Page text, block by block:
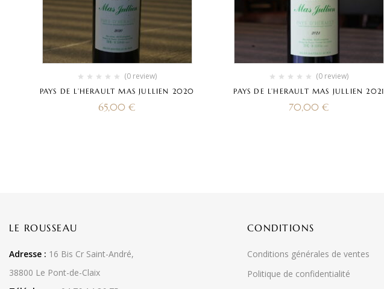
(0 review)
PAYS DE L’HERAULT MAS JULLIEN 2020
65,00€
(0 review)
PAYS DE L’HERAULT MAS JULLIEN 2021
70,00€
LE ROUSSEAU
Adresse : 16 Bis Cr Saint-André,
38800 Le Pont-de-Claix
CONDITIONS
Conditions générales de ventes
Politique de confidentialité